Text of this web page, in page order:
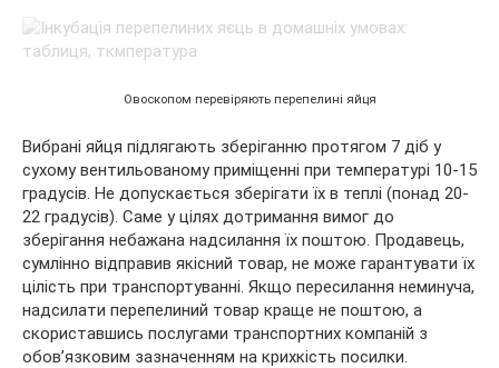
Овоскопом перевіряють перепелині яйця
Вибрані яйця підлягають зберіганню протягом 7 діб у
сухому вентильованому приміщенні при температурі 10-15
градусів. Не допускається зберігати їх в теплі (понад 20-
22 градусів). Саме у цілях дотримання вимог до
зберігання небажана надсилання їх поштою. Продавець,
сумлінно відправив якісний товар, не може гарантувати їх
цілість при транспортуванні. Якщо пересилання неминуча,
надсилати перепелиний товар краще не поштою, а
скориставшись послугами транспортних компаній з
обов’язковим зазначенням на крихкість посилки.